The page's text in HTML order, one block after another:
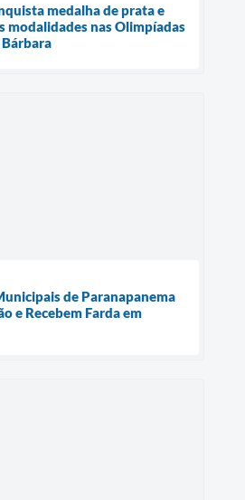
medalha de prata e
modalidades nas Olimpíadas
Bárbara
de Paranapanema
e Recebem Farda em